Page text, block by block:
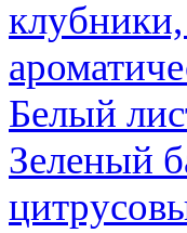
Белый
Зеленый